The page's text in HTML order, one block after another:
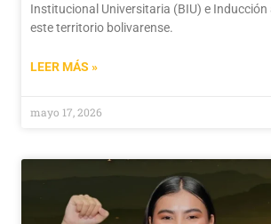
Institucional Universitaria (BIU) e Inducción
este territorio bolivarense.
LEER MÁS »
mayo 17, 2026